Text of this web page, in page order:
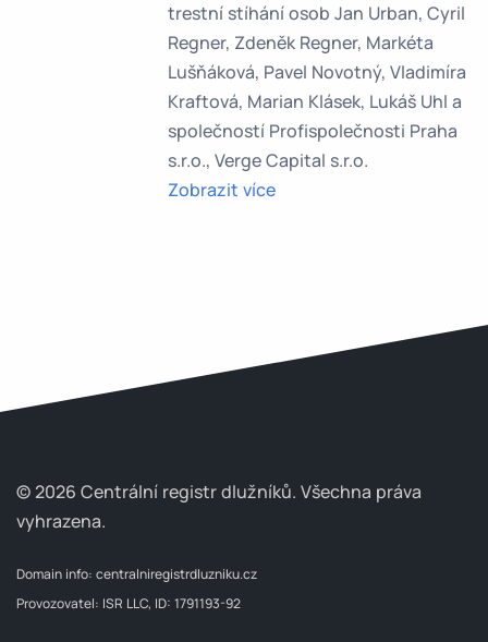
trestní stíhání osob Jan Urban, Cyril
Regner, Zdeněk Regner, Markéta
Lušňáková, Pavel Novotný, Vladimíra
Kraftová, Marian Klásek, Lukáš Uhl a
společností Profispolečnosti Praha
s.r.o., Verge Capital s.r.o.
Zobrazit více
© 2026 Centrální registr dlužníků. Všechna práva
vyhrazena.
Domain info: centralniregistrdluzniku.cz
Provozovatel: ISR LLC, ID: 1791193-92